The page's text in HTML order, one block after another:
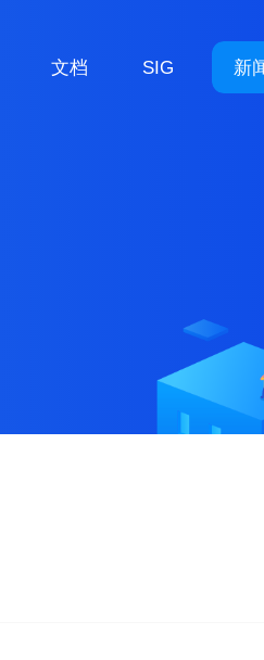
文档 SIG 新